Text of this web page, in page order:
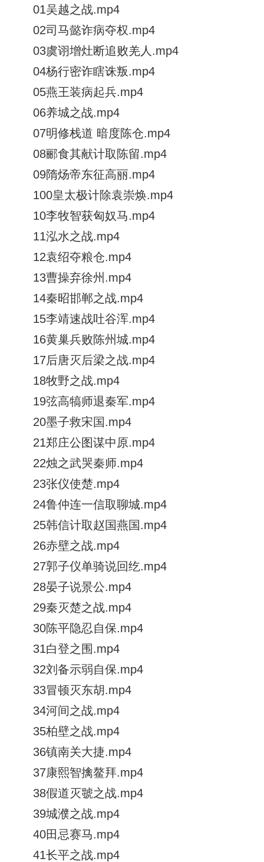
01吴越之战.mp4
02司马懿诈病夺权.mp4
03虞诩增灶断追败羌人.mp4
04杨行密诈瞎诛叛.mp4
05燕王装病起兵.mp4
06养城之战.mp4
07明修栈道 暗度陈仓.mp4
08郦食其献计取陈留.mp4
09隋炀帝东征高丽.mp4
100皇太极计除袁崇焕.mp4
10李牧智获匈奴马.mp4
11泓水之战.mp4
12袁绍夺粮仓.mp4
13曹操弃徐州.mp4
14秦昭邯郸之战.mp4
15李靖速战吐谷浑.mp4
16黄巢兵败陈州城.mp4
17后唐灭后梁之战.mp4
18牧野之战.mp4
19弦高犒师退秦军.mp4
20墨子救宋国.mp4
21郑庄公图谋中原.mp4
22烛之武哭秦师.mp4
23张仪使楚.mp4
24鲁仲连一信取聊城.mp4
25韩信计取赵国燕国.mp4
26赤壁之战.mp4
27郭子仪单骑说回纥.mp4
28晏子说景公.mp4
29秦灭楚之战.mp4
30陈平隐忍自保.mp4
31白登之围.mp4
32刘备示弱自保.mp4
33冒顿灭东胡.mp4
34河间之战.mp4
35柏壁之战.mp4
36镇南关大捷.mp4
37康熙智擒鳌拜.mp4
38假道灭虢之战.mp4
39城濮之战.mp4
40田忌赛马.mp4
41长平之战.mp4